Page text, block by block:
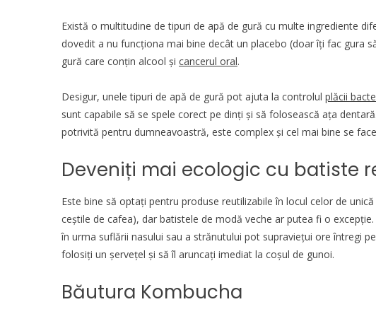
Există o multitudine de tipuri de apă de gură cu multe ingrediente
dovedit a nu funcționa mai bine decât un placebo (doar îți fac gura
gură care conțin alcool și cancerul oral.
Desigur, unele tipuri de apă de gură pot ajuta la controlul plăcii
sunt capabile să se spele corect pe dinți și să folosească ața dentară
potrivită pentru dumneavoastră, este complex și cel mai bine se
Deveniți mai ecologic cu batiste
Este bine să optați pentru produse reutilizabile în locul celor de
ceștile de cafea), dar batistele de modă veche ar putea fi o excepție.
în urma suflării nasului sau a strănutului pot supraviețui ore întregi
folosiți un șervețel și să îl aruncați imediat la coșul de gunoi.
Băutura Kombucha